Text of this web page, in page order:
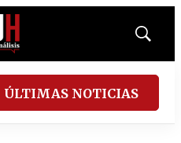
Mostrar
ÚLTIMAS NOTICIAS